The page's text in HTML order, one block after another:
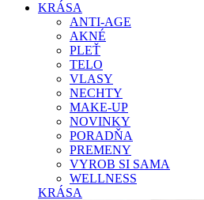
KRÁSA
ANTI-AGE
AKNÉ
PLEŤ
TELO
VLASY
NECHTY
MAKE-UP
NOVINKY
PORADŇA
PREMENY
VYROB SI SAMA
WELLNESS
KRÁSA